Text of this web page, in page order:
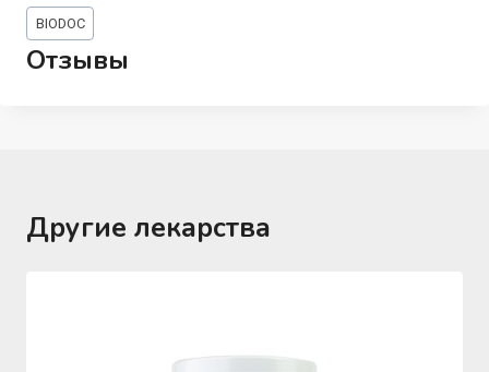
Метки
записи:
BIODOC
Отзывы
Другие лекарства